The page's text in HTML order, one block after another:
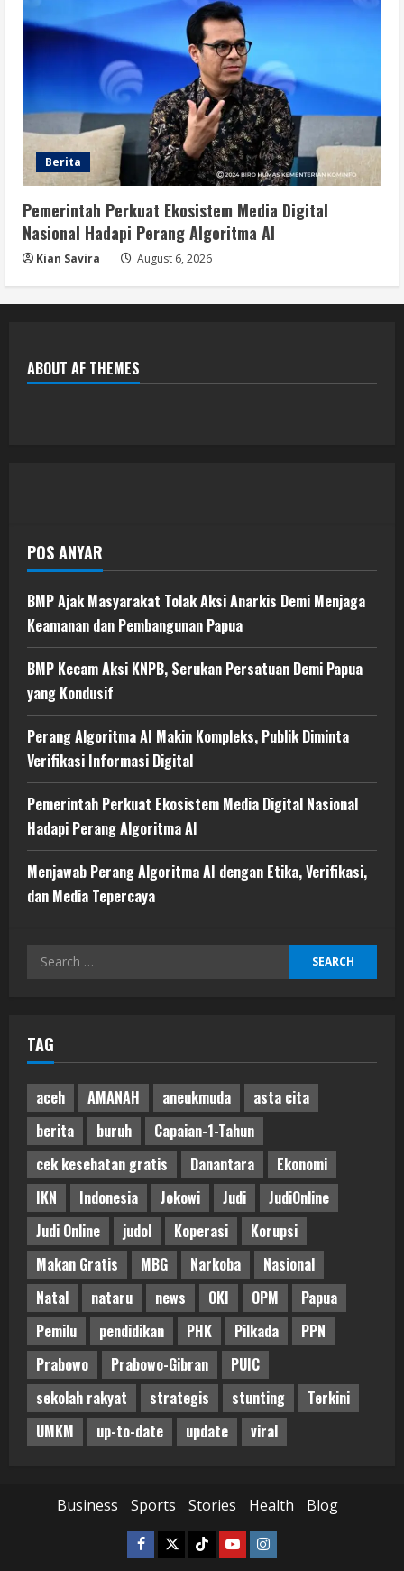
Berita
Pemerintah Perkuat Ekosistem Media Digital
Nasional Hadapi Perang Algoritma AI
Kian Savira August 6, 2026
ABOUT AF THEMES
POS ANYAR
BMP Ajak Masyarakat Tolak Aksi Anarkis Demi Menjaga
Keamanan dan Pembangunan Papua
BMP Kecam Aksi KNPB, Serukan Persatuan Demi Papua
yang Kondusif
Perang Algoritma AI Makin Kompleks, Publik Diminta
Verifikasi Informasi Digital
Pemerintah Perkuat Ekosistem Media Digital Nasional
Hadapi Perang Algoritma AI
Menjawab Perang Algoritma AI dengan Etika, Verifikasi,
dan Media Tepercaya
Search
TAG
aceh AMANAH aneukmuda
asta cita
berita
buruh
Capaian-1-Tahun
cek kesehatan gratis
Danantara
Ekonomi
IKN
Indonesia Jokowi Judi
JudiOnline
Judi Online
judol Koperasi
Korupsi
Makan Gratis
MBG Narkoba
Nasional
Natal
nataru news OKI OPM
Papua
Pemilu
pendidikan PHK Pilkada
PPN
Prabowo
Prabowo-Gibran
PUIC
sekolah rakyat
strategis stunting
Terkini
UMKM
up-to-date update viral
Business Sports Stories Health Blog
Facebook
TwitterTiktokYoutubeInstagram